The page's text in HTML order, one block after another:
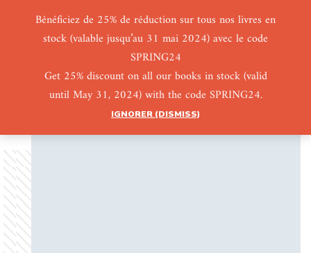
Bénéficiez de 25% de réduction sur tous nos livres en
stock (valable jusqu’au 31 mai 2024) avec le code
SPRING24
Get 25% discount on all our books in stock (valid
until May 31, 2024) with the code SPRING24.
IGNORER (DISMISS)
0 0